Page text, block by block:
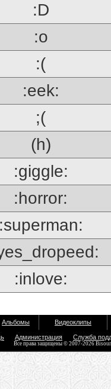
:D
:o
:(
:eek:
;(
(h)
:giggle:
:horror:
:superman:
:inlove:
Альбомы Видеоклипы
Администрация Служба
Все права защищены © 2007-2026